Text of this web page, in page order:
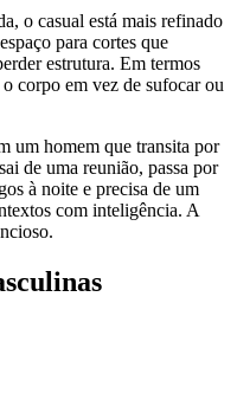
o casual está mais refinado
para cortes que
estrutura. Em termos
corpo em vez de sufocar ou
um homem que transita por
de uma reunião, passa por
à noite e precisa de um
com inteligência. A